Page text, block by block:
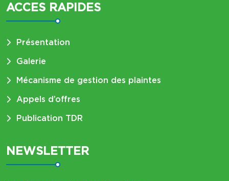
ACCES RAPIDES
Présentation
Galerie
Mécanisme de gestion des plaintes
Appels d’offres
Publication TDR
NEWSLETTER